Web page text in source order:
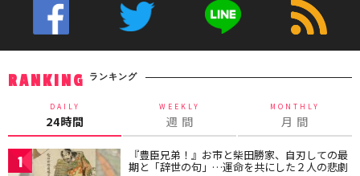
RANKING ランキング
DAILY
24時間
WEEKLY
週 間
MONTHLY
月 間
1 『豊臣兄弟！』お市と柴田勝家、自刃しての最
期と「辞世の句」…運命を共にした２人の悲劇